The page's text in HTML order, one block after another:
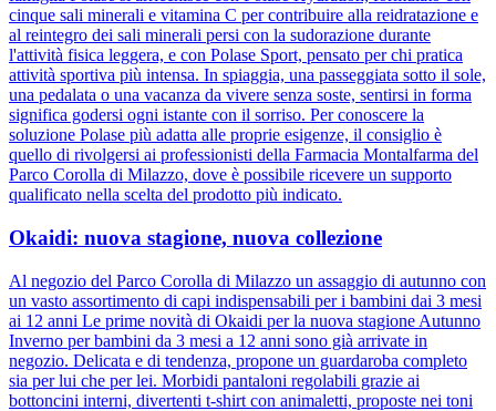
cinque sali minerali e vitamina C per contribuire alla reidratazione e
al reintegro dei sali minerali persi con la sudorazione durante
l'attività fisica leggera, e con Polase Sport, pensato per chi pratica
attività sportiva più intensa. In spiaggia, una passeggiata sotto il sole,
una pedalata o una vacanza da vivere senza soste, sentirsi in forma
significa godersi ogni istante con il sorriso. Per conoscere la
soluzione Polase più adatta alle proprie esigenze, il consiglio è
quello di rivolgersi ai professionisti della Farmacia Montalfarma del
Parco Corolla di Milazzo, dove è possibile ricevere un supporto
qualificato nella scelta del prodotto più indicato.
Okaidi: nuova stagione, nuova collezione
Al negozio del Parco Corolla di Milazzo un assaggio di autunno con
un vasto assortimento di capi indispensabili per i bambini dai 3 mesi
ai 12 anni Le prime novità di Okaidi per la nuova stagione Autunno
Inverno per bambini da 3 mesi a 12 anni sono già arrivate in
negozio. Delicata e di tendenza, propone un guardaroba completo
sia per lui che per lei. Morbidi pantaloni regolabili grazie ai
bottoncini interni, divertenti t-shirt con animaletti, proposte nei toni